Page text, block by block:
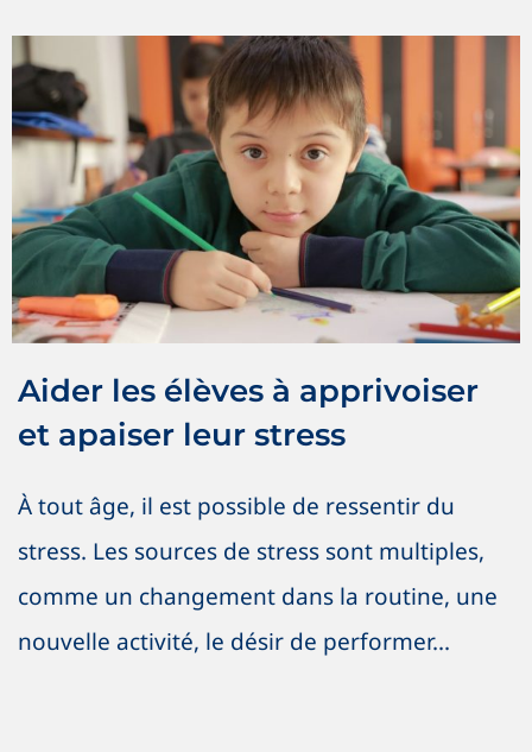
Aider les élèves à apprivoiser et
apaiser leur stress
Nouvelles Saines habitudes
Aider les élèves à apprivoiser
et apaiser leur stress
À tout âge, il est possible de ressentir du
stress. Les sources de stress sont multiples,
comme un changement dans la routine, une
nouvelle activité, le désir de performer...